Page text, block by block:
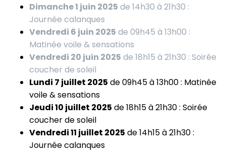
Dimanche 1 juin 2025 de 14h30 à 21h30 :
Journée calanques
Vendredi 6 juin 2025 de 09h45 à 13h00 :
Matinée voile & sensations
Vendredi 20 juin 2025 de 18h15 à 21h30 : Soirée
coucher de soleil
Lundi 7 juillet 2025 de 09h45 à 13h00 : Matinée
voile & sensations
Jeudi 10 juillet 2025 de 18h15 à 21h30 : Soirée
coucher de soleil
Vendredi 11 juillet 2025 de 14h15 à 21h30 :
Journée calanques